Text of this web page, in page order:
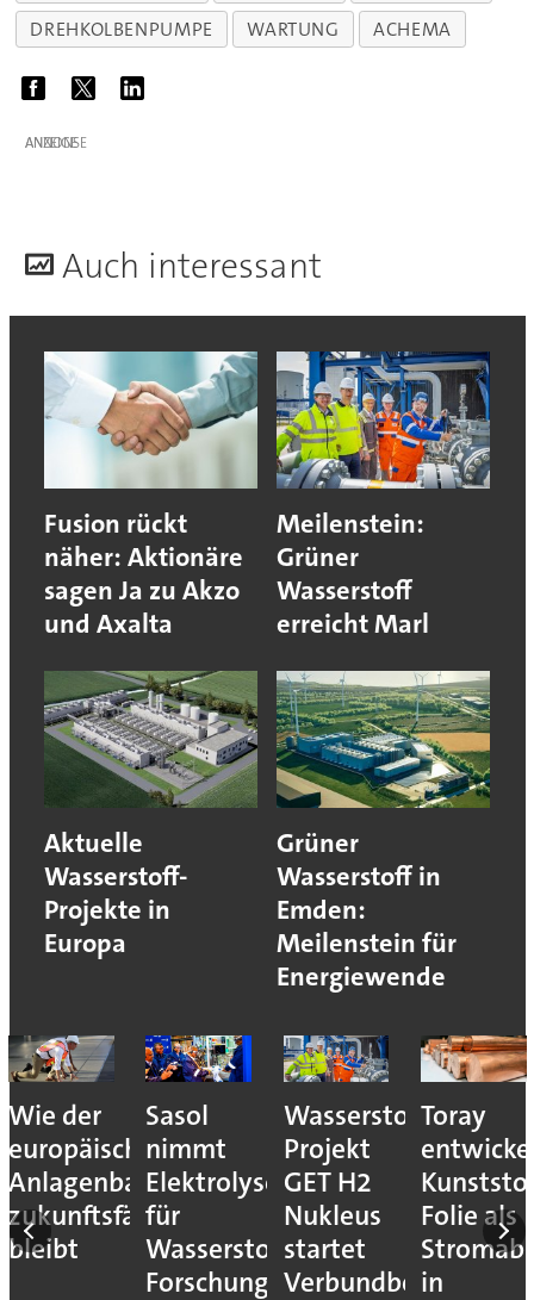
DREHKOLBENPUMPE
WARTUNG ACHEMA
ANZEIGE
Auch interessant
Fusion rückt
näher: Aktionäre
sagen Ja zu Akzo
und Axalta
Meilenstein:
Grüner
Wasserstoff
erreicht Marl
Aktuelle
Wasserstoff-
Projekte in
Europa
Grüner
Wasserstoff in
Emden:
Meilenstein für
Energiewende
Wie der
europäische
Anlagenbau
zukunftsfähig
bleibt
Sasol
nimmt
Elektrolyseur
für
Wasserstoff-
Forschung
Wasserstoff-
Projekt
GET H2
Nukleus
startet
Verbundbetrieb
Toray
Folie als
in